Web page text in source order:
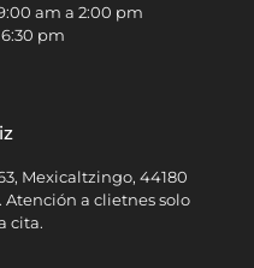
am a 2:00 pm
pm
Mexicaltzingo, 44180
Atención a clietnes solo
cita.